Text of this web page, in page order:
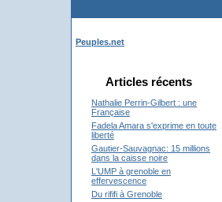
Peuples.net
Articles récents
Nathalie Perrin-Gilbert : une
Française
Fadela Amara s'exprime en toute
liberté
Gautier-Sauvagnac: 15 millions
dans la caisse noire
L'UMP à grenoble en
effervescence
Du rififi à Grenoble